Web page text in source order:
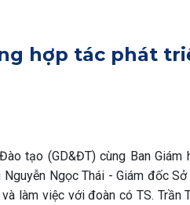
hợp tác phát
tạo (GD&ĐT) cùng Ban Giám
Ngọc Thái - Giám đốc
làm việc với đoàn có TS. Trần